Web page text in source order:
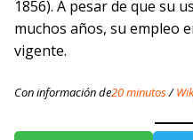
1856). A pesar de que su
muchos años, su empleo
vigente.
Con información de20 minutos/